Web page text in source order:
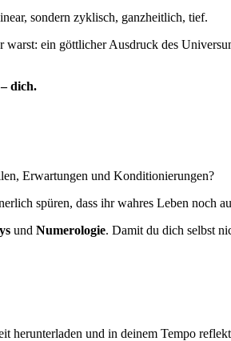
sondern zyklisch, ganzheitlich, tief.
ein göttlicher Ausdruck des
dich.
Erwartungen und Konditionierungen?
spüren, dass ihr wahres Leben noch
und Numerologie. Damit du dich selbst
herunterladen und in deinem Tempo